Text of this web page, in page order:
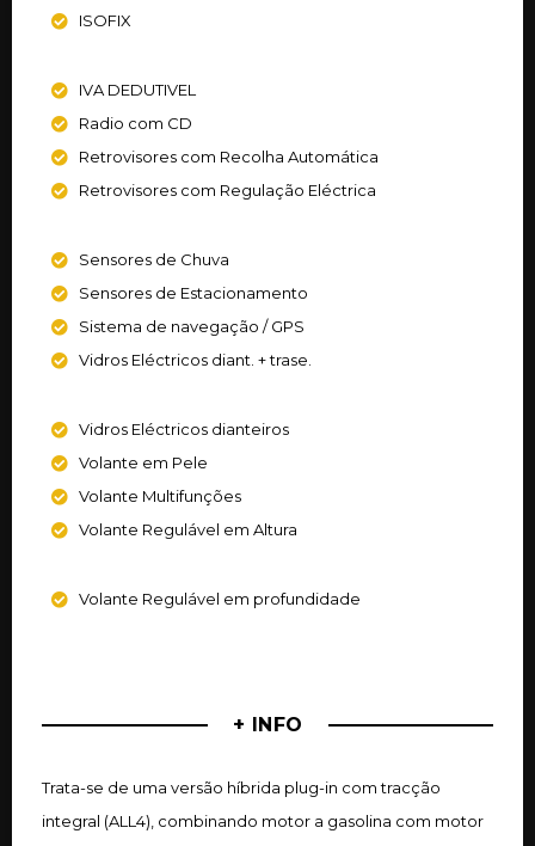
ISOFIX
IVA DEDUTIVEL
Radio com CD
Retrovisores com Recolha Automática
Retrovisores com Regulação Eléctrica
Sensores de Chuva
Sensores de Estacionamento
Sistema de navegação / GPS
Vidros Eléctricos diant. + trase.
Vidros Eléctricos dianteiros
Volante em Pele
Volante Multifunções
Volante Regulável em Altura
Volante Regulável em profundidade
+ INFO
Trata-se de uma versão híbrida plug-in com tracção
integral (ALL4), combinando motor a gasolina com motor